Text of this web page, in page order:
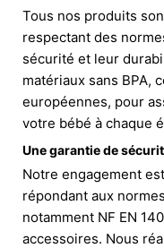
Tous nos produits
respectant des
sécurité et leur
matériaux sans BPA,
européennes, pour
votre bébé à chaque
Une garantie de
Notre engagement
répondant aux
notamment NF EN
accessoires. Nous